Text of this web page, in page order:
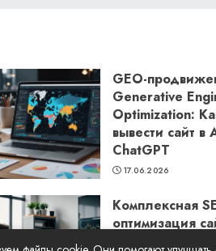
GEO-
Generative
Optimization:
вывести сайт в
ChatGPT
17.06.2026
Комплексная
оптимизация
Seora: как